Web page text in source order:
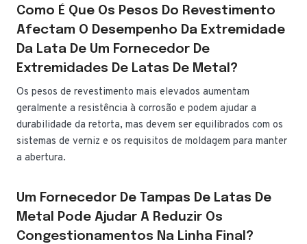
Como É Que Os Pesos Do Revestimento
Afectam O Desempenho Da Extremidade
Da Lata De Um Fornecedor De
Extremidades De Latas De Metal?
Os pesos de revestimento mais elevados aumentam
geralmente a resistência à corrosão e podem ajudar a
durabilidade da retorta, mas devem ser equilibrados com os
sistemas de verniz e os requisitos de moldagem para manter
a abertura.
Um Fornecedor De Tampas De Latas De
Metal Pode Ajudar A Reduzir Os
Congestionamentos Na Linha Final?